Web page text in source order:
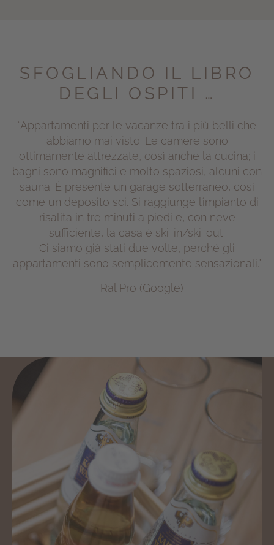
SFOGLIANDO IL LIBRO
DEGLI OSPITI …
“Appartamenti per le vacanze tra i più belli che
abbiamo mai visto. Le camere sono
ottimamente attrezzate, così anche la cucina; i
bagni sono magnifici e molto spaziosi, alcuni con
sauna. È presente un garage sotterraneo, così
come un deposito sci. Si raggiunge l’impianto di
risalita in tre minuti a piedi e, con neve
sufficiente, la casa è ski-in/ski-out.
Ci siamo già stati due volte, perché gli
appartamenti sono semplicemente sensazionali.”
– Ral Pro (Google)